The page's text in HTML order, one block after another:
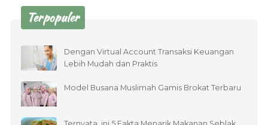
Terpopuler
Dengan Virtual Account Transaksi Keuangan
Lebih Mudah dan Praktis
Model Busana Muslimah Gamis Brokat Terbaru